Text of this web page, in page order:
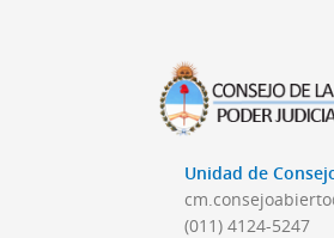
Unidad de
(011) 4124-5247